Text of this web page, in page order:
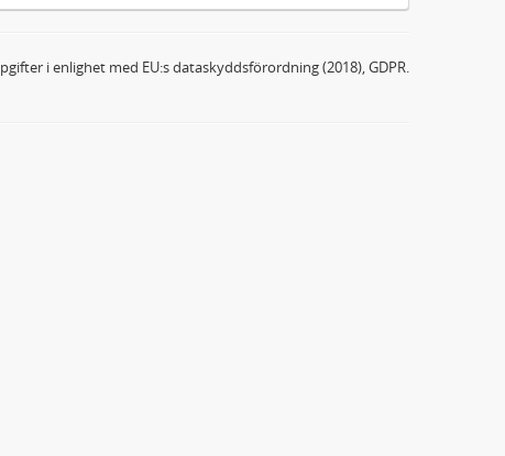
i enlighet med EU:s dataskyddsförordning (2018), GDPR.